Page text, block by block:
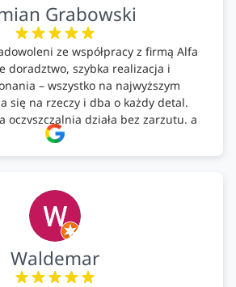
Grabowski
ze współpracy z firmą Alfa
doradztwo, szybka realizacja i
– wszystko na najwyższym
się na rzeczy i dba o każdy detal.
oczyszczalnia działa bez zarzutu, a
zgodnie z terminem i
sumieniem polecamy Alfa Tech
Waldemar